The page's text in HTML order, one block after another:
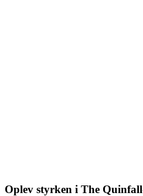
Oplev styrken i The